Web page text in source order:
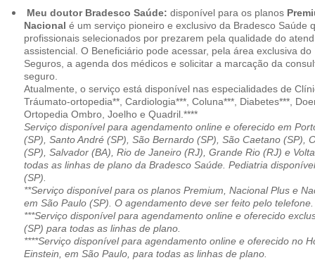
Meu doutor Bradesco Saúde: disponível para os planos
Nacional é um serviço pioneiro e exclusivo da Bradesco Saúde
profissionais selecionados por prezarem pela qualidade do
assistencial. O Beneficiário pode acessar, pela área exclusiva
Seguros, a agenda dos médicos e solicitar a marcação da
seguro.
Atualmente, o serviço está disponível nas especialidades de
Tráumato-ortopedia**, Cardiologia***, Coluna***, Diabetes***,
Ortopedia Ombro, Joelho e Quadril.****
Serviço disponível para agendamento online e oferecido em
(SP), Santo André (SP), São Bernardo (SP), São Caetano (SP),
(SP), Salvador (BA), Rio de Janeiro (RJ), Grande Rio (RJ) e
todas as linhas de plano da Bradesco Saúde. Pediatria
(SP).
**Serviço disponível para os planos Premium, Nacional Plus e
em São Paulo (SP). O agendamento deve ser feito pelo telefone.
***Serviço disponível para agendamento online e oferecido
(SP) para todas as linhas de plano.
****Serviço disponível para agendamento online e oferecido no
Einstein, em São Paulo, para todas as linhas de plano.